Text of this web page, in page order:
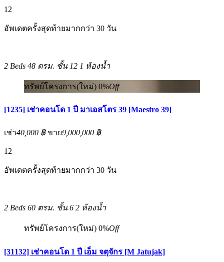
12
อัพเดตครั้งสุดท้ายมากกว่า 30 วัน
2 Beds 48 ตรม. ชั้น 12 1 ห้องน้ำ
ทรัพย์โครงการ(ใหม่) 0%Off
[1235] เช่าคอนโด 1 ปี มาเอสโตร 39 [Maestro 39]
เช่า40,000 ฿ ขาย9,000,000 ฿
12
อัพเดตครั้งสุดท้ายมากกว่า 30 วัน
2 Beds 60 ตรม. ชั้น 6 2 ห้องน้ำ
ทรัพย์โครงการ(ใหม่) 0%Off
[31132] เช่าคอนโด 1 ปี เอ็ม จตุจักร [M Jatujak]